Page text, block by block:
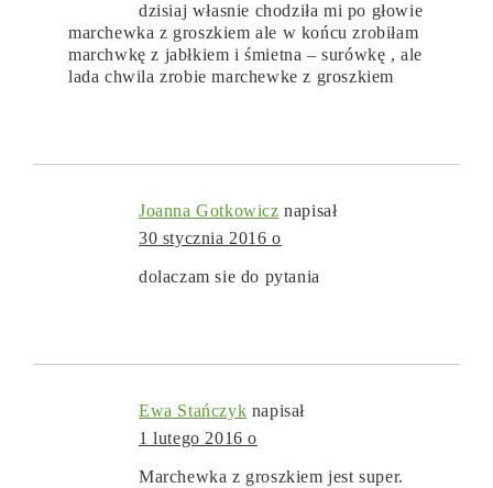
dzisiaj własnie chodziła mi po głowie
marchewka z groszkiem ale w końcu zrobiłam
marchwkę z jabłkiem i śmietna – surówkę , ale
lada chwila zrobie marchewke z groszkiem
Joanna Gotkowicz napisał
30 stycznia 2016 o
dolaczam sie do pytania
Ewa Stańczyk napisał
1 lutego 2016 o
Marchewka z groszkiem jest super.